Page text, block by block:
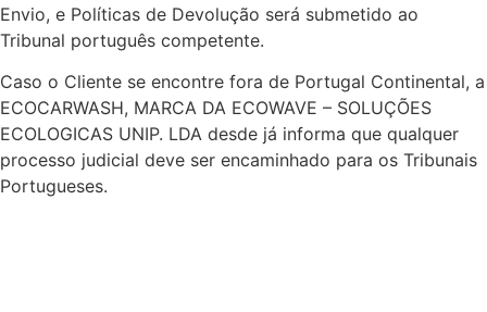
Envio, e Políticas de Devolução será submetido ao
Tribunal português competente.
Caso o Cliente se encontre fora de Portugal Continental, a
ECOCARWASH, MARCA DA ECOWAVE – SOLUÇÕES
ECOLOGICAS UNIP. LDA desde já informa que qualquer
processo judicial deve ser encaminhado para os Tribunais
Portugueses.